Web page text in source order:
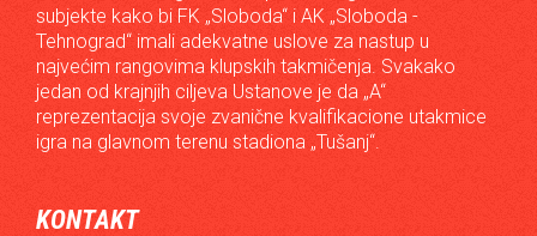
subjekte kako bi FK „Sloboda“ i AK „Sloboda -
Tehnograd“ imali adekvatne uslove za nastup u
najvećim rangovima klupskih takmičenja. Svakako
jedan od krajnjih ciljeva Ustanove je da „A“
reprezentacija svoje zvanične kvalifikacione utakmice
igra na glavnom terenu stadiona „Tušanj“.
KONTAKT